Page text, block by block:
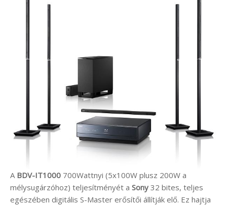
A BDV-IT1000 700Wattnyi (5x100W plusz 200W a
mélysugárzóhoz) teljesítményét a Sony 32 bites, teljes
egészében digitális S-Master erősítői állítják elő. Ez hajtja